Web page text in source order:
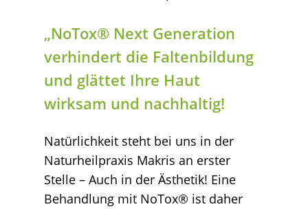
„NoTox® Next Generation
verhindert die Faltenbildung
und glättet Ihre Haut
wirksam und nachhaltig!
Natürlichkeit steht bei uns in der
Naturheilpraxis Makris an erster
Stelle – Auch in der Ästhetik! Eine
Behandlung mit NoTox® ist daher